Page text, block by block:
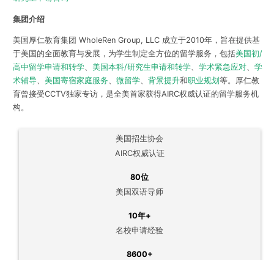
集团介绍
美国厚仁教育集团 WholeRen Group, LLC 成立于2010年，旨在提供基
于美国的全面教育与发展，为学生制定全方位的留学服务，包括美国初/
高中留学申请和转学、 美国本科/研究生申请和转学、 学术紧急应对、 学
术辅导、 美国寄宿家庭服务、 微留学、 背景提升和职业规划 等。厚仁教
育曾接受CCTV独家专访，是全美首家获得AIRC权威认证的留学服务机
构。
美国招生协会
AIRC权威认证
80位
美国双语导师
10年+
名校申请经验
8600+